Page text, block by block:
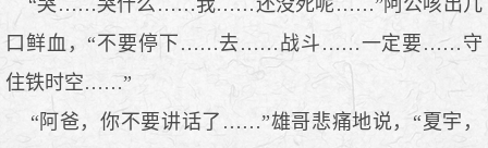
口鲜血，“不要停下……去……战斗……一定要……守
住铁时空……”
“阿爸，你不要讲话了……”雄哥悲痛地说，“夏宇，